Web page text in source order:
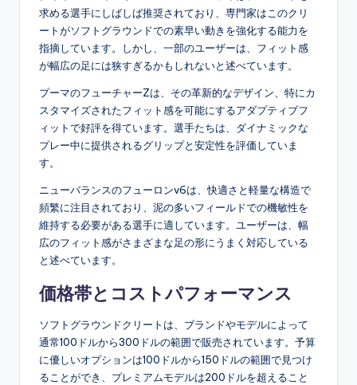
求める選手にしばしば推奨されており、専門家はこのクリ
ートがソフトグラウンドでの素早い動きを強化する能力を
指摘しています。しかし、一部のユーザーは、フィット感
が幅広の足には狭すぎるかもしれないと述べています。
プーマのフューチャーZは、その革新的なデザイン、特にカ
スタマイズされたフィット感を可能にするアダプティブフ
ィットで好評を得ています。選手たちは、ダイナミックな
プレー中に提供されるグリップと安定性を評価していま
す。
ニューバランスのフューロンv6は、快適さと軽量な構造で
頻繁に注目されており、泥の多いフィールドでの機敏性を
維持する必要がある選手に適しています。ユーザーは、幅
広のフィット感がさまざまな足の形にうまく対応している
と述べています。
価格帯とコストパフォーマンス
ソフトグラウンドクリートは、ブランドやモデルによって
通常100ドルから300ドルの範囲で販売されています。予算
に優しいオプションは100ドルから150ドルの範囲で見つけ
ることができ、プレミアムモデルは200ドルを超えること